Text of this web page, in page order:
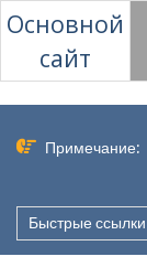
Основной
сайт
содержимому
Примечание:
Быстрые ссылки